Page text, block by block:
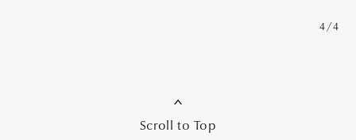
4/4
Scroll to Top